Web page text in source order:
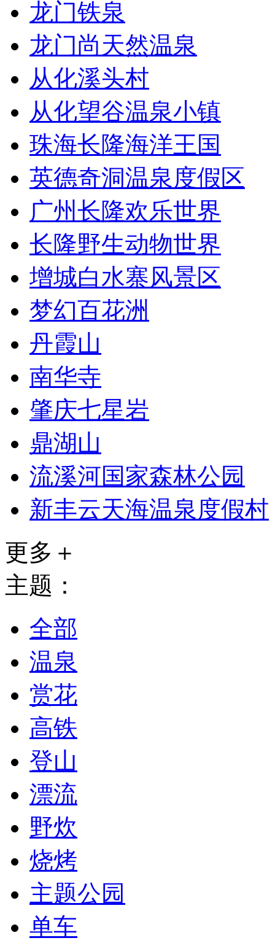
龙门铁泉
龙门尚天然温泉
从化溪头村
从化望谷温泉小镇
珠海长隆海洋王国
英德奇洞温泉度假区
广州长隆欢乐世界
长隆野生动物世界
增城白水寨风景区
梦幻百花洲
丹霞山
南华寺
肇庆七星岩
鼎湖山
流溪河国家森林公园
新丰云天海温泉度假村
更多＋
主题：
全部
温泉
赏花
高铁
登山
漂流
野炊
烧烤
主题公园
单车